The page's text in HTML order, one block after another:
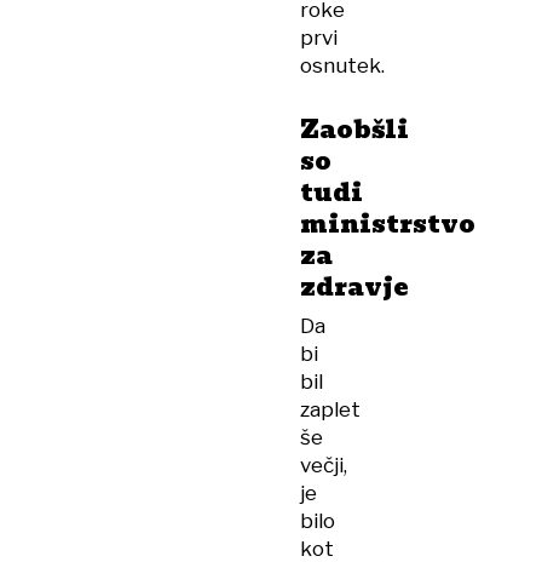
roke
prvi
osnutek.
Zaobšli
so
tudi
ministrstvo
za
zdravje
Da
bi
bil
zaplet
še
večji,
je
bilo
kot